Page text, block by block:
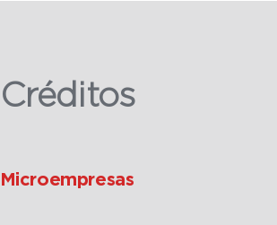
Créditos
Microempresas